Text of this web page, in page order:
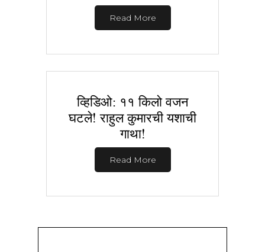
Read More
व्हिडिओ: ११ किलो वजन
घटले! राहुल कुमारची यशाची
गाथा!
Read More